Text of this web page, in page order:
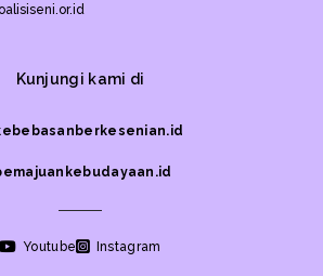
Kunjungi kami di
Youtube Instagram